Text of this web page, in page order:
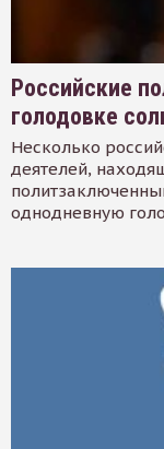
Российские
голодовке
Несколько
деятелей,
однодневную